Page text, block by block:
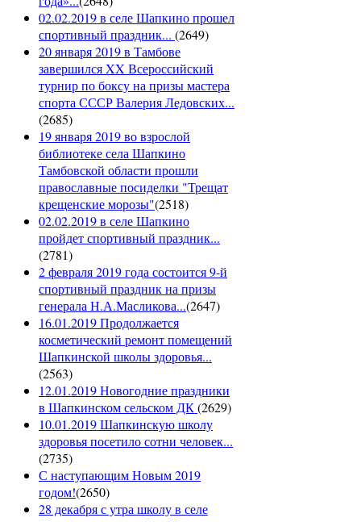
02.02.2019 в селе Шапкино прошел
спортивный праздник... (2649)
20 января 2019 в Тамбове
завершился XX Всероссийский
турнир по боксу на призы мастера
спорта СССР Валерия Ледовских...
(2685)
19 января 2019 во взрослой
библиотеке села Шапкино
Тамбовской области прошли
православные посиделки "Трещат
крещенские морозы"(2518)
02.02.2019 в селе Шапкино
пройдет спортивный праздник...
(2781)
2 февраля 2019 года состоится 9-й
спортивный праздник на призы
генерала Н.А.Масликова...(2647)
16.01.2019 Продолжается
косметический ремонт помещений
Шапкинской школы здоровья...
(2563)
12.01.2019 Новогодние праздники
в Шапкинском сельском ДК(2629)
10.01.2019 Шапкинскую школу
здоровья посетило сотни человек...
(2735)
С наступающим Новым 2019
годом!(2650)
28 декабря с утра школу в селе